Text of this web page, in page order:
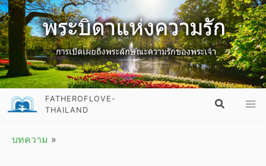
FATHEROFLOVE-
THAILAND
บทความ »